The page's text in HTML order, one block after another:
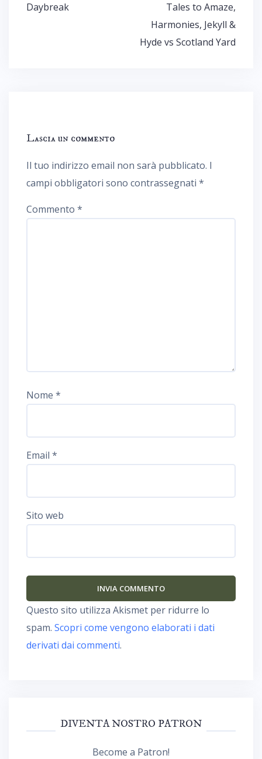
Daybreak
Tales to Amaze,
Harmonies, Jekyll &
Hyde vs Scotland Yard
Lascia un commento
Il tuo indirizzo email non sarà pubblicato. I
campi obbligatori sono contrassegnati *
Commento *
Nome *
Email *
Sito web
Questo sito utilizza Akismet per ridurre lo
spam. Scopri come vengono elaborati i dati
derivati dai commenti.
DIVENTA NOSTRO PATRON
Become a Patron!